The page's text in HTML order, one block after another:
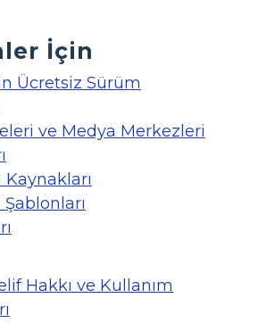
İçin
Ücretsiz Sürüm
ve Medya Merkezleri
Şablonları
Hakkı ve Kullanım